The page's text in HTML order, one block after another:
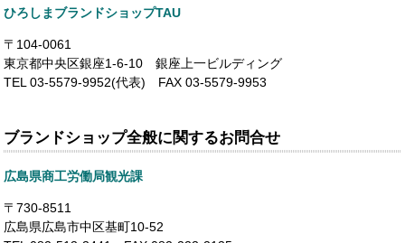
ひろしまブランドショップTAU
〒104-0061
東京都中央区銀座1-6-10 銀座上一ビルディング
TEL 03-5579-9952(代表) FAX 03-5579-9953
ブランドショップ全般に関するお問合せ
広島県商工労働局観光課
〒730-8511
広島県広島市中区基町10-52